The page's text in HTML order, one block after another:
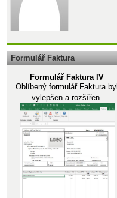
Formulář Faktura
Formulář Faktura IV
Oblíbený formulář Faktura byl
vylepšen a rozšířen.